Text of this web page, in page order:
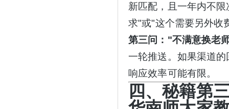
新匹配，且一年内不
求"或"这个需要另外
第三问： "不满意换老
一轮推送。如果渠道
响应效率可能有限。
四、秘籍第